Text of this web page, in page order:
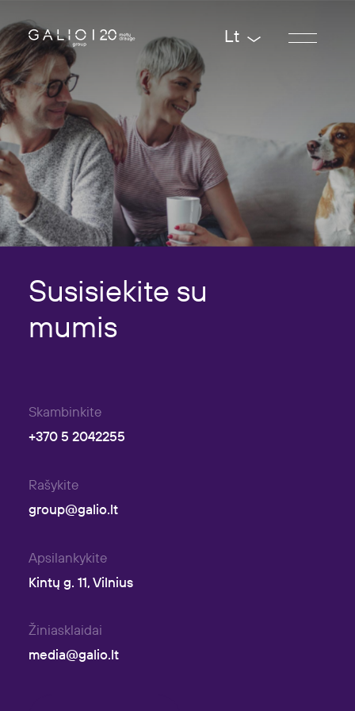
Lt
Susisiekite su
mumis
Skambinkite
+370 5 2042255
Rašykite
group@galio.lt
Apsilankykite
Kintų g. 11, Vilnius
Žiniasklaidai
media@galio.lt